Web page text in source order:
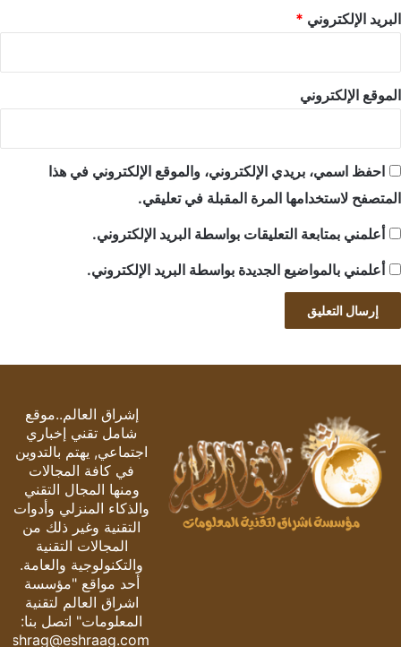
البريد الإلكتروني *
الموقع الإلكتروني
احفظ اسمي، بريدي الإلكتروني، والموقع الإلكتروني في هذا
المتصفح لاستخدامها المرة المقبلة في تعليقي.
أعلمني بمتابعة التعليقات بواسطة البريد الإلكتروني.
أعلمني بالمواضيع الجديدة بواسطة البريد الإلكتروني.
إشراق العالم..موقع
شامل تقني إخباري
اجتماعي, يهتم بالتدوين
في كافة المجالات
ومنها المجال التقني
والذكاء المنزلي وأدوات
التقنية وغير ذلك من
المجالات التقنية
والتكنولوجية والعامة.
أحد مواقع "مؤسسة
اشراق العالم لتقنية
المعلومات" اتصل بنا:
eshrag@eshraag.com